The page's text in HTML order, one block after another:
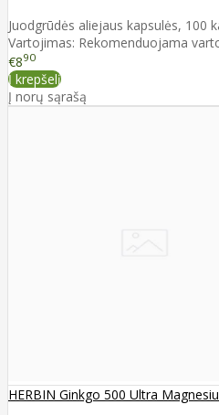
Juodgrūdės aliejaus kapsulės, 100
Vartojimas: Rekomenduojama
€890
Į krepšelį
Į norų sąrašą
HERBIN Ginkgo 500 Ultra